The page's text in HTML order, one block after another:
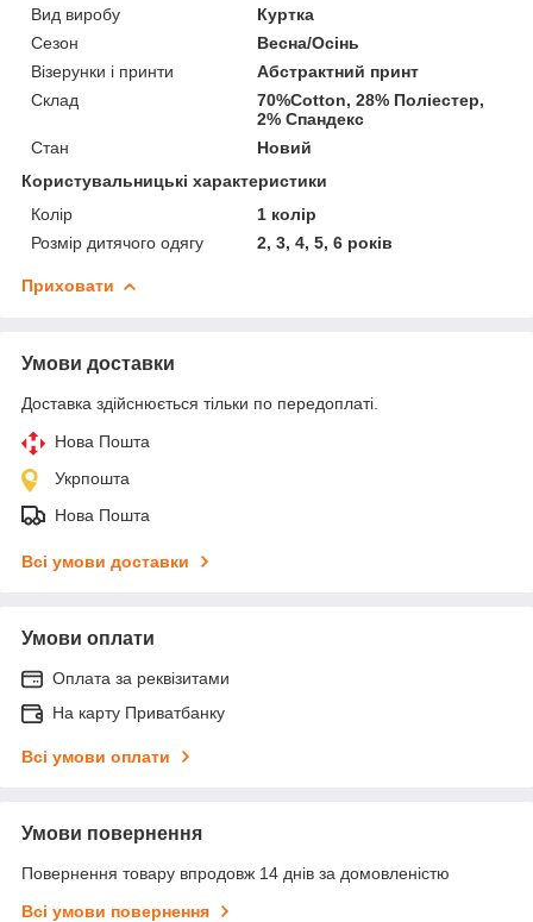
Вид виробу
Куртка
Сезон
Весна/Осінь
Візерунки і принти
Абстрактний принт
Склад
70%Cotton, 28% Поліестер,
2% Спандекс
Стан
Новий
Користувальницькі характеристики
Колір
1 колір
Розмір дитячого одягу
2, 3, 4, 5, 6 років
Приховати
Умови доставки
Доставка здійснюється тільки по передоплаті.
Нова Пошта
Укрпошта
Нова Пошта
Всі умови доставки
Умови оплати
Оплата за реквізитами
На карту Приватбанку
Всі умови оплати
Умови повернення
Повернення товару впродовж 14 днів за домовленістю
Всі умови повернення